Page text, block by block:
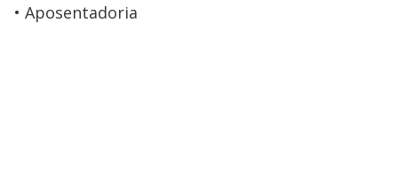
• Aposentadoria